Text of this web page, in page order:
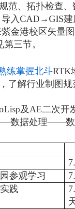
、拓扑检查、
入CAD→GIS
金港校区矢量
三节。
练掌握北斗RTK
了解行业制图规
及AE二次开
数据处理——数
参观学习
践